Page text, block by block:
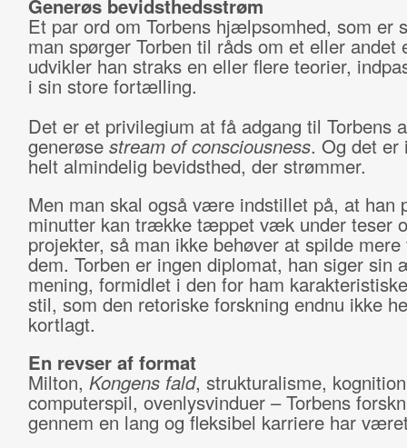
Generøs bevidsthedsstrøm
Et par ord om Torbens hjælpsomhed, som er
man spørger Torben til råds om et eller andet
udvikler han straks en eller flere teorier,
i sin store fortælling.
Det er et privilegium at få adgang til Torbens
generøsestream of consciousness. Og det er
helt almindelig bevidsthed, der strømmer.
Men man skal også være indstillet på, at han
minutter kan trække tæppet væk under teser
projekter, så man ikke behøver at spilde mere
dem. Torben er ingen diplomat, han siger sin
mening, formidlet i den for ham
stil, som den retoriske forskning endnu ikke
kortlagt.
En revser af format
Milton, Kongens fald, strukturalisme,
computerspil, ovenlysvinduer – Torbens
gennem en lang og fleksibel karriere har